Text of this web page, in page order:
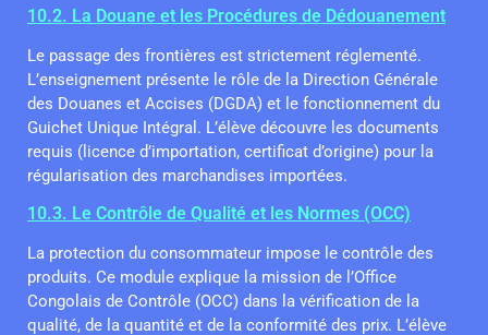
10.2. La Douane et les Procédures de Dédouanement
Le passage des frontières est strictement réglementé.
L’enseignement présente le rôle de la Direction Générale
des Douanes et Accises (DGDA) et le fonctionnement du
Guichet Unique Intégral. L’élève découvre les documents
requis (licence d’importation, certificat d’origine) pour la
régularisation des marchandises importées.
10.3. Le Contrôle de Qualité et les Normes (OCC)
La protection du consommateur impose le contrôle des
produits. Ce module explique la mission de l’Office
Congolais de Contrôle (OCC) dans la vérification de la
qualité, de la quantité et de la conformité des prix. L’élève